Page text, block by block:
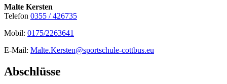
Malte Kersten
Telefon 0355 / 426735
Mobil: 0175/2263641
E-Mail: Malte.Kersten@sportschule-cottbus.eu
Abschlüsse